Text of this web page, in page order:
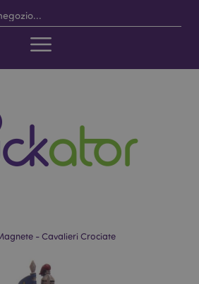
- Cavalieri Crociate